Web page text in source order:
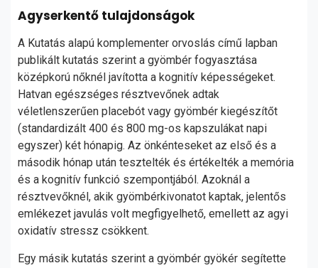
Agyserkentő tulajdonságok
A Kutatás alapú komplementer orvoslás című lapban
publikált kutatás szerint a gyömbér fogyasztása
középkorú nőknél javította a kognitív képességeket.
Hatvan egészséges résztvevőnek adtak
véletlenszerűen placebót vagy gyömbér kiegészítőt
(standardizált 400 és 800 mg-os kapszulákat napi
egyszer) két hónapig. Az önkénteseket az első és a
második hónap után tesztelték és értékelték a memória
és a kognitív funkció szempontjából. Azoknál a
résztvevőknél, akik gyömbérkivonatot kaptak, jelentős
emlékezet javulás volt megfigyelhető, emellett az agyi
oxidatív stressz csökkent.
Egy másik kutatás szerint a gyömbér gyökér segítette